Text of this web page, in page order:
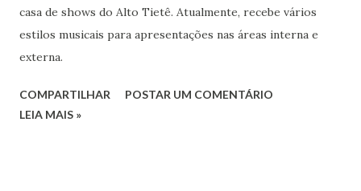
casa de shows do Alto Tietê. Atualmente, recebe vários
estilos musicais para apresentações nas áreas interna e
externa.
COMPARTILHAR
POSTAR UM COMENTÁRIO
LEIA MAIS »